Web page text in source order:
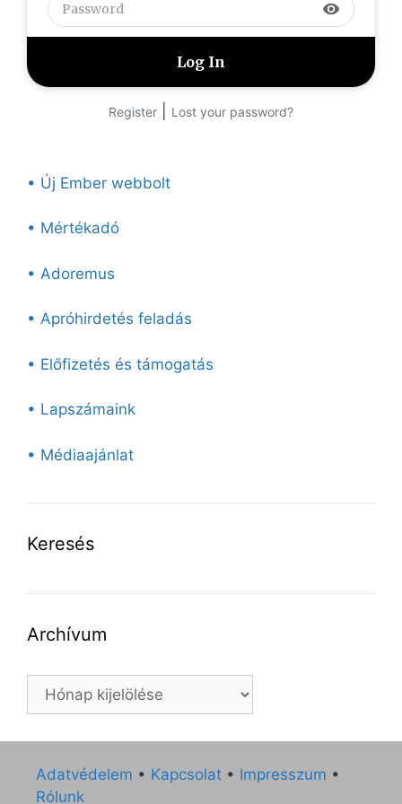
visibility
Register Lost your password?
• Új Ember webbolt
• Mértékadó
• Adoremus
• Apróhirdetés feladás
• Előfizetés és támogatás
• Lapszámaink
• Médiaajánlat
Keresés
Archívum
Archívum
Adatvédelem • Kapcsolat • Impresszum •
Rólunk